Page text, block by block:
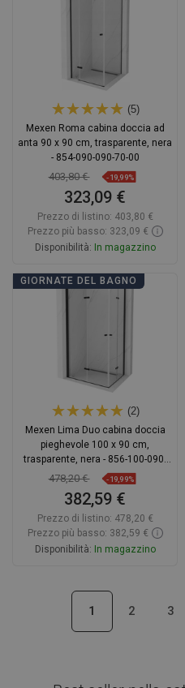
(5)
Mexen Roma cabina doccia ad
anta 90 x 90 cm, trasparente, nera
- 854-090-090-70-00
403,80 € -19,99%
323,09 €
Prezzo di listino: 403,80 €
Prezzo più basso: 323,09 €
Disponibilità: In magazzino
Aggiungi al carrello
GIORNATE DEL BAGNO
(2)
Mexen Lima Duo cabina doccia
pieghevole 100 x 90 cm,
trasparente, nera - 856-100-090-
70-00-02
478,20 € -19,99%
382,59 €
Prezzo di listino: 478,20 €
Prezzo più basso: 382,59 €
Disponibilità: In magazzino
Preferito
1 2 3